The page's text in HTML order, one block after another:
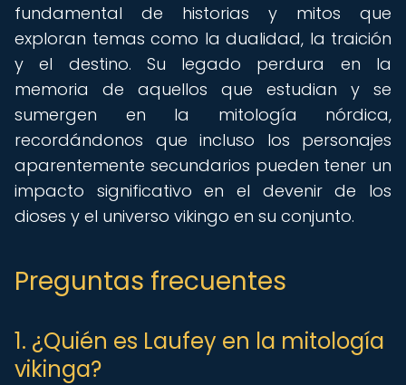
fundamental de historias y mitos que
exploran temas como la dualidad, la traición
y el destino. Su legado perdura en la
memoria de aquellos que estudian y se
sumergen en la mitología nórdica,
recordándonos que incluso los personajes
aparentemente secundarios pueden tener un
impacto significativo en el devenir de los
dioses y el universo vikingo en su conjunto.
Preguntas frecuentes
1. ¿Quién es Laufey en la mitología
vikinga?